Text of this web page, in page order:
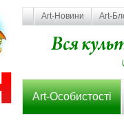
Art-Новини Art-
Art-Особистості